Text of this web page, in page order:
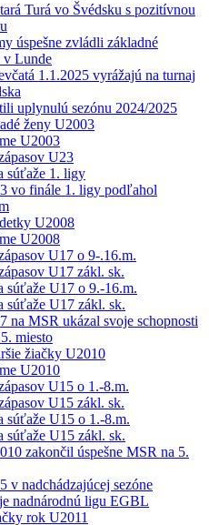
Turá vo Švédsku s pozitívnou
úspešne zvládli základné
v Lunde
1.1.2025 vyrážajú na turnaj
uplynulú sezónu 2024/2025
ženy U2003
U2003
U23
súťaže 1. ligy
vo finále 1. ligy podľahol
U2008
U2008
U17 o 9-.16.m.
U17 zákl. sk.
súťaže U17 o 9.-16.m.
súťaže U17 zákl. sk.
na MSR ukázal svoje schopnosti
miesto
žiačky U2010
U2010
U15 o 1.-8.m.
U15 zákl. sk.
súťaže U15 o 1.-8.m.
súťaže U15 zákl. sk.
zakončil úspešne MSR na 5.
v nadchádzajúcej sezóne
nadnárodnú ligu EGBL
rok U2011